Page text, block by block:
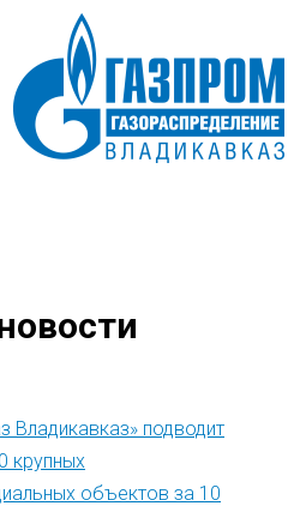
Владикавказ» подводит
крупных
объектов за 10